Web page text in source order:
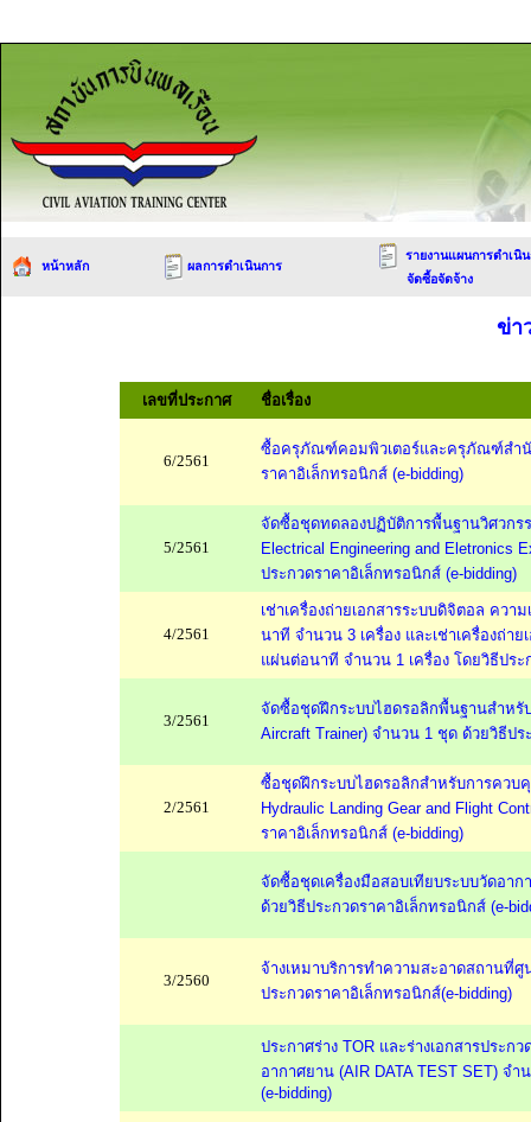
หน้าหลัก ผลการดำเนินการ
รายงานแผนการดำเนิ
จัดซื้อจัดจ้าง
ข่า
เลขที่ประกาศ ชื่อเรื่อง
6/2561
ซื้อครุภัณฑ์คอมพิวเตอร์และครุภัณฑ์สำนั
ราคาอิเล็กทรอนิกส์ (e-bidding)
5/2561
จัดซื้อชุดทดลองปฏิบัติการพื้นฐานวิศวกร
Electrical Engineering and Eletronics
ประกวดราคาอิเล็กทรอนิกส์ (e-bidding)
4/2561
เช่าเครื่องถ่ายเอกสารระบบดิจิตอล ควา
นาที จำนวน 3 เครื่อง และเช่าเครื่องถ่า
แผ่นต่อนาที จำนวน 1 เครื่อง โดยวิธีประ
3/2561
จัดซื้อชุดฝึกระบบไฮดรอลิกพื้นฐานสำหรั
Aircraft Trainer) จำนวน 1 ชุด ด้วยวิธีป
2/2561
ซื้อชุดฝึกระบบไฮดรอลิกสำหรับการคว
Hydraulic Landing Gear and Flight
ราคาอิเล็กทรอนิกส์ (e-bidding)
จัดซื้อชุดเครื่องมือสอบเทียบระบบวัดอาก
ด้วยวิธีประกวดราคาอิเล็กทรอนิกส์ (e-
3/2560
จ้างเหมาบริการทำความสะอาดสถานที่
ประกวดราคาอิเล็กทรอนิกส์(e-bidding)
ประกาศร่าง TOR และร่างเอกสารประ
อากาศยาน (AIR DATA TEST SET) จ
(e-bidding)